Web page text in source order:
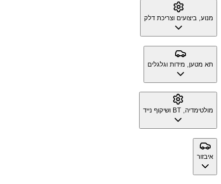
מנוע, ביצועים וצריכת דלק
תא מטען, מידות וגלגלים
מולטימדיה, BT ושיקוף נייד
איבזור